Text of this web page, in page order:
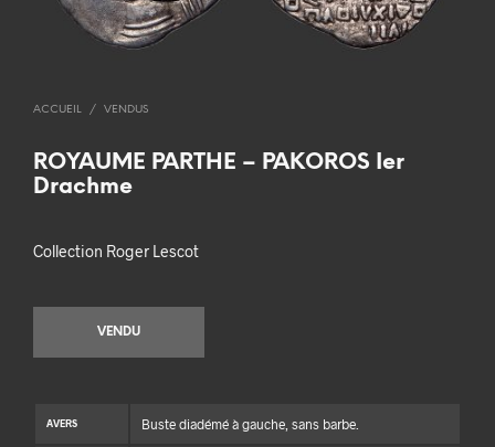
ACCUEIL / VENDUS
ROYAUME PARTHE – PAKOROS Ier
Drachme
Collection Roger Lescot
VENDU
AVERS Buste diadémé à gauche, sans barbe.